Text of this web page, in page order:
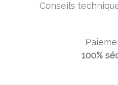
Conseils
100%